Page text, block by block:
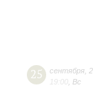
25 сентября
19:00 Вс